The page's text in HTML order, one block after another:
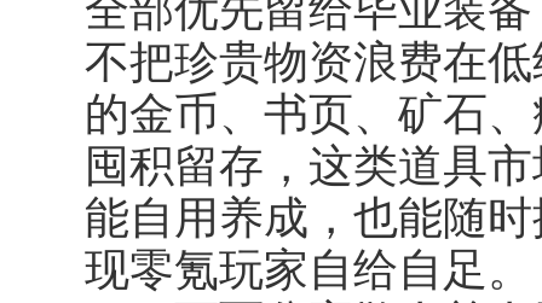
不把珍贵物资浪费在
的金币、书页、矿石
囤积留存，这类道具
能自用养成，也能随
现零氪玩家自给自足。